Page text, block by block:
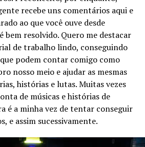
recebe uns comentários aqui e
ao que você ouve desde
bem resolvido. Quero me destacar
de trabalho lindo, conseguindo
podem contar comigo como
nosso meio e ajudar as mesmas
histórias e lutas. Muitas vezes
de músicas e histórias de
é a minha vez de tentar conseguir
e assim sucessivamente.